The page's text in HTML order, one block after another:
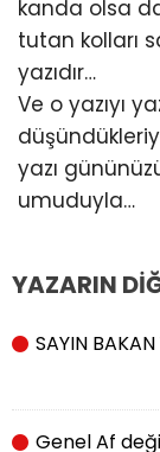
kanda olsa
tutan kolları
yazıdır…
Ve o yazıyı
yazı
umuduyla…
YAZARIN
SAYIN
Genel Af